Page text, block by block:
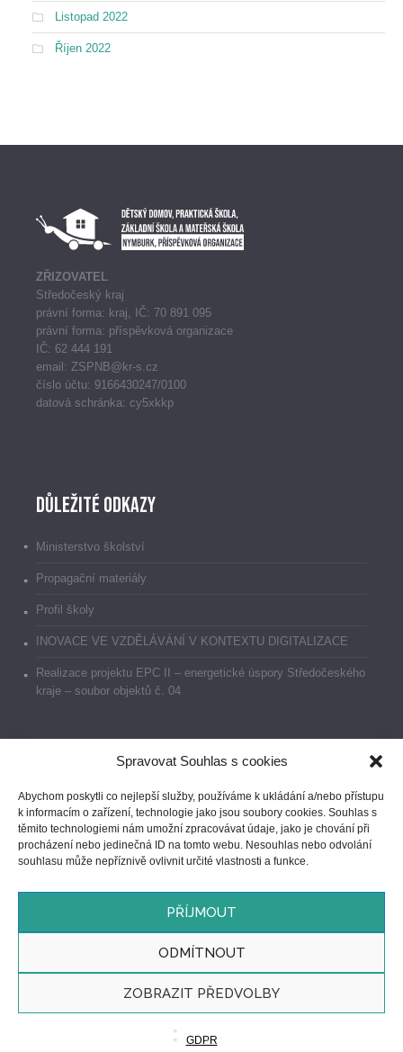
Spravovat Souhlas s cookies
Abychom poskytli co nejlepší služby, používáme k ukládání a/nebo přístupu
k informacím o zařízení, technologie jako jsou soubory cookies. Souhlas s
těmito technologiemi nám umožní zpracovávat údaje, jako je chování při
procházení nebo jedinečná ID na tomto webu. Nesouhlas nebo odvolání
souhlasu může nepříznivě ovlivnit určité vlastnosti a funkce.
PŘÍJMOUT
ODMÍTNOUT
ZOBRAZIT PŘEDVOLBY
GDPR
Listopad 2022
Říjen 2022
ZŘIZOVATEL
Středočeský kraj
právní forma: kraj, IČ: 70 891 095
právní forma: příspěvková organizace
IČ: 62 444 191
email: ZSPNB@kr-s.cz
číslo účtu: 9166430247/0100
datová schránka: cy5xkkp
Důležité odkazy
Ministerstvo školství
Propagační materiály
Profil školy
INOVACE VE VZDĚLÁVÁNÍ V KONTEXTU DIGITALIZACE
Realizace projektu EPC II – energetické úspory Středočeského
kraje – soubor objektů č. 04
Prohlášení o přístupnosti
GDPR